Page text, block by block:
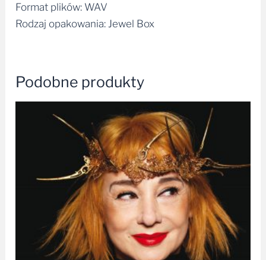
Format plików: WAV
Rodzaj opakowania: Jewel Box
Podobne produkty